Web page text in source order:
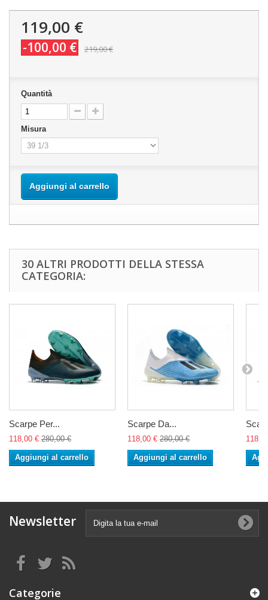
119,00 €
-100,00 € 219,00 €
Quantità
Misura
Aggiungi al carrello
30 ALTRI PRODOTTI DELLA STESSA
CATEGORIA:
Scarpe Per...
118,00 € 280,00 €
Aggiungi al carrello
Scarpe Da...
118,00 € 280,00 €
Aggiungi al carrello
Newsletter
Categorie